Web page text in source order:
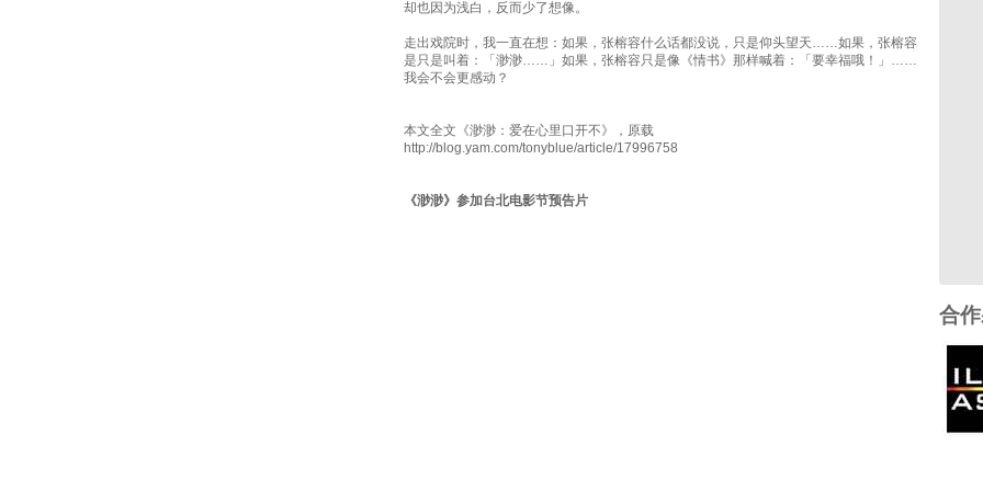
却也因为浅白，反而少了想像。
走出戏院时，我一直在想：如果，张榕容什么话都没说，只是仰头望天……如果，张榕容
是只是叫着：「渺渺……」如果，张榕容只是像《情书》那样喊着：「要幸福哦！」……
我会不会更感动？
本文全文《渺渺：爱在心里口开不》，原载
http://blog.yam.com/tonyblue/article/17996758
《渺渺》参加台北电影节预告片
合